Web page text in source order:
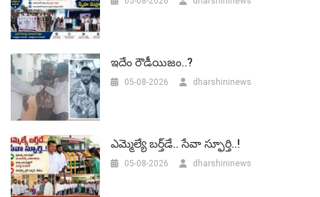
ఇదేం రౌడీయిజం..?
05-08-2026 dharshininews
ఎమ్మెల్యే బర్త్‌డే.. సేవా స్ఫూర్తి..!
05-08-2026 dharshininews